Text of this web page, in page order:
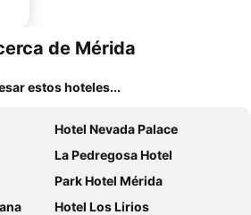
de Mérida
estos hoteles...
Hotel Nevada Palace
La Pedregosa Hotel
Park Hotel Mérida
Hotel Los Lirios